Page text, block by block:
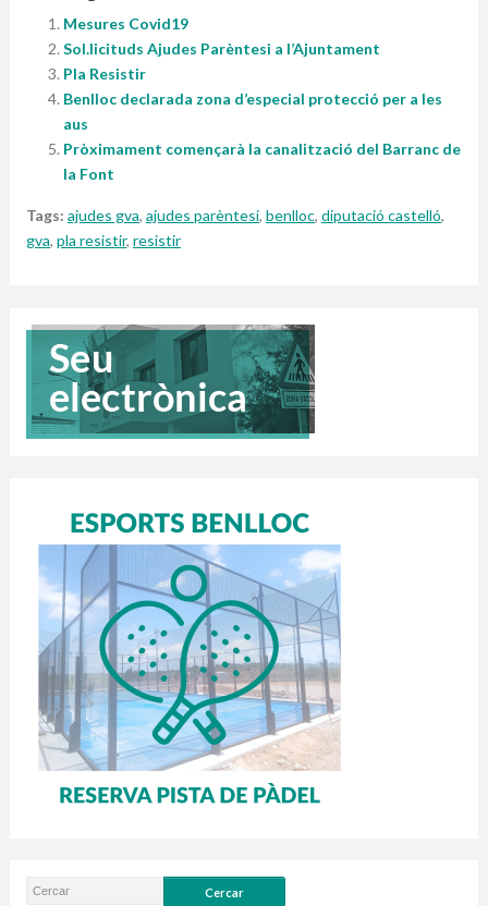
Mesures Covid19
Sol.licituds Ajudes Parèntesi a l’Ajuntament
Pla Resistir
Benlloc declarada zona d’especial protecció per a les
aus
Pròximament començarà la canalització del Barranc de
la Font
Tags: ajudes gva, ajudes parèntesi, benlloc, diputació castelló,
gva, pla resistir, resistir